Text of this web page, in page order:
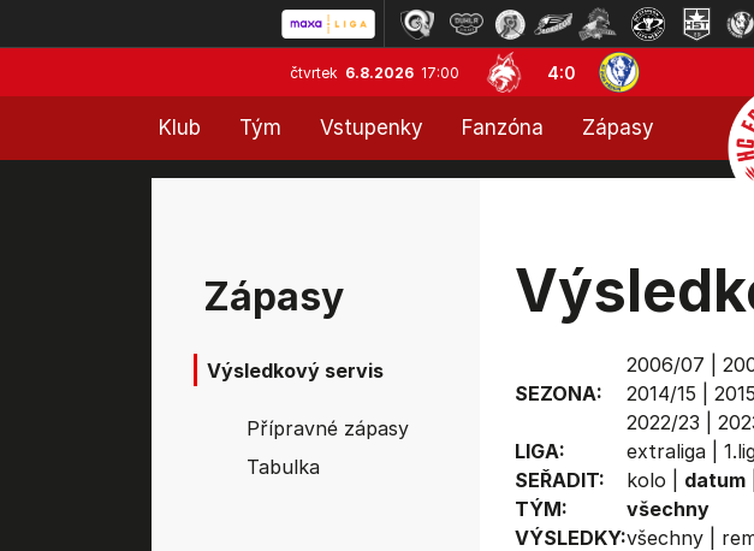
čtvrtek 6.8.2026 17:00 4:0
Klub Tým Vstupenky Fanzóna Zápasy
Zápasy
Výsledkový servis
Přípravné zápasy
Tabulka
SEZONA:
2006/07
2014/15
2022/23
LIGA:
extraliga|
SEŘADIT:
kolo datum
TÝM:
všechny
VÝSLEDKY:všechny|